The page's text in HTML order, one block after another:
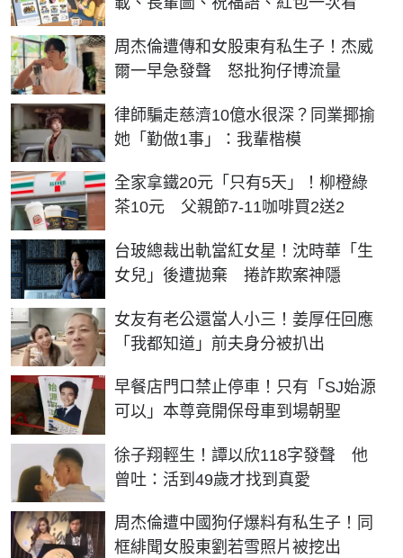
周杰倫遭傳和女股東有私生子！杰威
爾一早急發聲 怒批狗仔博流量
律師騙走慈濟10億水很深？同業揶揄
她「勤做1事」：我輩楷模
全家拿鐵20元「只有5天」！柳橙綠
茶10元 父親節7-11咖啡買2送2
台玻總裁出軌當紅女星！沈時華「生
女兒」後遭拋棄 捲詐欺案神隱
女友有老公還當人小三！姜厚任回應
「我都知道」前夫身分被扒出
早餐店門口禁止停車！只有「SJ始源
可以」本尊竟開保母車到場朝聖
徐子翔輕生！譚以欣118字發聲 他
曾吐：活到49歲才找到真愛
周杰倫遭中國狗仔爆料有私生子！同
框緋聞女股東劉若雪照片被挖出